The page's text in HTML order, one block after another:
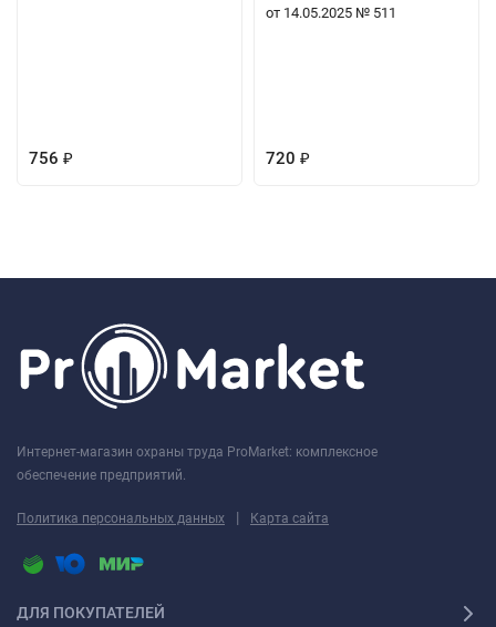
756 ₽
от 14.05.2025 № 511
720 ₽
Интернет-магазин охраны труда ProMarket: комплексное
обеспечение предприятий.
Политика персональных данных | Карта сайта
ДЛЯ ПОКУПАТЕЛЕЙ